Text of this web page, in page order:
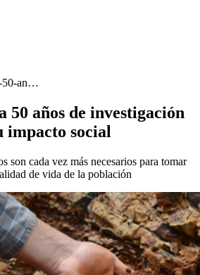
50-an…
50 años de investigación
impacto social
son cada vez más necesarios para tomar
de vida de la población